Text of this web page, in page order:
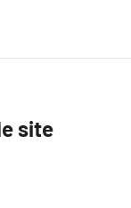
site